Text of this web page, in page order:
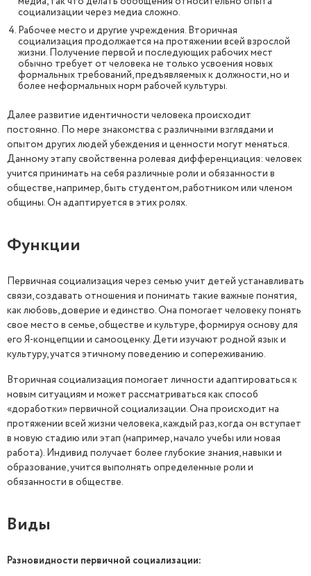
социализации через медиа сложно.
Рабочее место и другие учреждения. Вторичная
социализация продолжается на протяжении всей взрослой
жизни. Получение первой и последующих рабочих мест
обычно требует от человека не только усвоения новых
формальных требований, предъявляемых к должности, но и
более неформальных норм рабочей культуры.
Далее развитие идентичности человека происходит
постоянно. По мере знакомства с различными взглядами и
опытом других людей убеждения и ценности могут меняться.
Данному этапу свойственна ролевая дифференциация: человек
учится принимать на себя различные роли и обязанности в
обществе, например, быть студентом, работником или членом
общины. Он адаптируется в этих ролях.
Функции
Первичная социализация через семью учит детей устанавливать
связи, создавать отношения и понимать такие важные понятия,
как любовь, доверие и единство. Она помогает человеку понять
свое место в семье, обществе и культуре, формируя основу для
его Я-концепции и самооценку. Дети изучают родной язык и
культуру, учатся этичному поведению и сопереживанию.
Вторичная социализация помогает личности адаптироваться к
новым ситуациям и может рассматриваться как способ
«доработки» первичной социализации. Она происходит на
протяжении всей жизни человека, каждый раз, когда он вступает
в новую стадию или этап (например, начало учебы или новая
работа). Индивид получает более глубокие знания, навыки и
образование, учится выполнять определенные роли и
обязанности в обществе.
Виды
Разновидности первичной социализации: